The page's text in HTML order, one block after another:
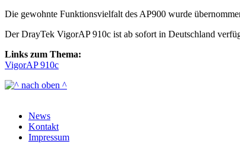
Die gewohnte Funktionsvielfalt des AP900 wurde
Der DrayTek VigorAP 910c ist ab sofort in Deutschland
Links zum Thema:
VigorAP 910c
News
Kontakt
Impressum